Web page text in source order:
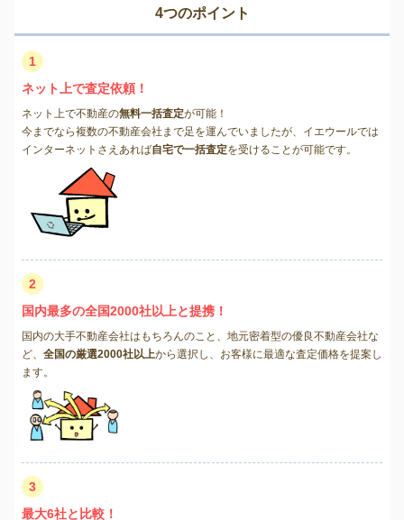
4つのポイント
1
ネット上で査定依頼！
ネット上で不動産の無料一括査定が可能！
今までなら複数の不動産会社まで足を運んでいましたが、イエウールでは
インターネットさえあれば自宅で一括査定を受けることが可能です。
2
国内最多の全国2000社以上と提携！
国内の大手不動産会社はもちろんのこと、地元密着型の優良不動産会社な
ど、 全国の厳選2000社以上から選択し、お客様に最適な査定価格を提案し
ます。
3
最大6社と比較！